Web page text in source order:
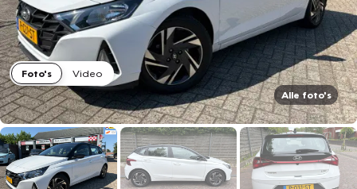
Foto's
Video
Alle foto's